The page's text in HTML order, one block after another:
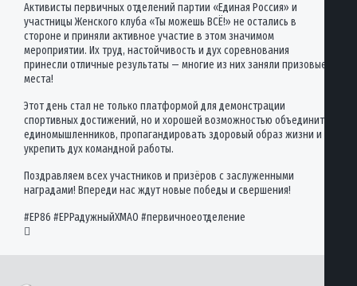
Активисты первичных отделений партии «Единая Россия» и
участницы Женского клуба «Ты можешь ВСЁ!» не остались в
стороне и приняли активное участие в этом значимом
мероприятии. Их труд, настойчивость и дух соревнования
принесли отличные результаты — многие из них заняли призовые
места!
Этот день стал не только платформой для демонстрации
спортивных достижений, но и хорошей возможностью объединить
единомышленников, пропагандировать здоровый образ жизни и
укрепить дух командной работы.
Поздравляем всех участников и призёров с заслуженными
наградами! Впереди нас ждут новые победы и свершения!
#ЕР86 #ЕРРадужныйХМАО #первичноеотделение
